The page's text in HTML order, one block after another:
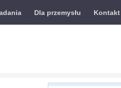
Dla przemysłu Kontakt